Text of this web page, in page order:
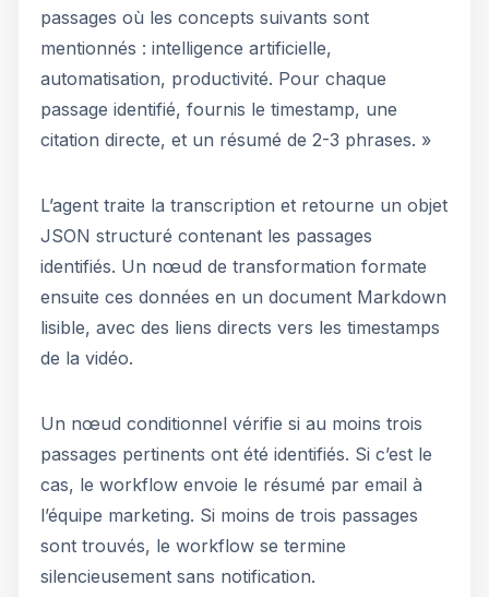
passages où les concepts suivants sont
mentionnés : intelligence artificielle,
automatisation, productivité. Pour chaque
passage identifié, fournis le timestamp, une
citation directe, et un résumé de 2-3 phrases. »
L’agent traite la transcription et retourne un objet
JSON structuré contenant les passages
identifiés. Un nœud de transformation formate
ensuite ces données en un document Markdown
lisible, avec des liens directs vers les timestamps
de la vidéo.
Un nœud conditionnel vérifie si au moins trois
passages pertinents ont été identifiés. Si c’est le
cas, le workflow envoie le résumé par email à
l’équipe marketing. Si moins de trois passages
sont trouvés, le workflow se termine
silencieusement sans notification.